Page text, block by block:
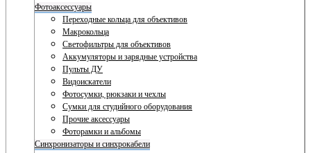
Фотоаксессуары
Переходные кольца для объективов
Макрокольца
Светофильтры для объективов
Аккумуляторы и зарядные устройства
Пульты ДУ
Видоискатели
Фотосумки, рюкзаки и чехлы
Сумки для студийного оборудования
Прочие аксессуары
Фоторамки и альбомы
Синхронизаторы и синхрокабели